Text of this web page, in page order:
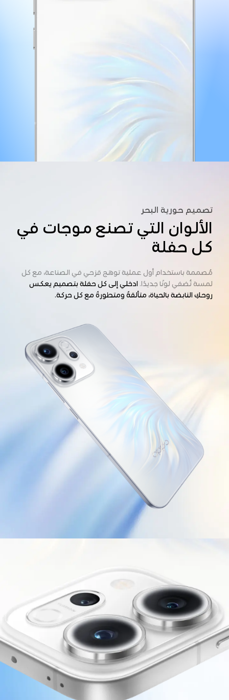
تصميم حورية البحر
الألوان التي تصنع موجات في
كل حفلة
مُصممة باستخدام أول عملية توهج قزحي في الصناعة، مع كل
لمسة تُضفي لونًا جديدًا. ادخلي إلى كل حفلة بتصميم يعكس
روحكِ النابضة بالحياة، متألقةً ومتطورةً مع كل حركة.